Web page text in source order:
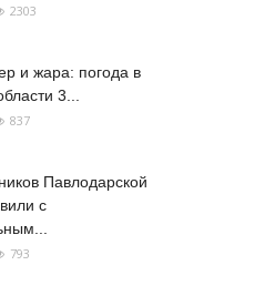
2303
и жара: погода в
3...
837
Павлодарской
с
793